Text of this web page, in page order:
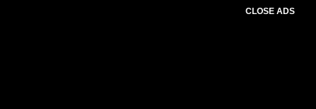
CLOSE ADS